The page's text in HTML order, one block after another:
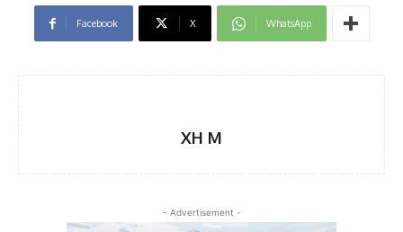
Facebook X WhatsApp
XH M
- Advertisement -